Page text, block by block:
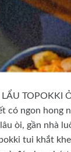
LẨU TOPOKKI
có ngon hong
òi, gần nhà
tui khắt khe